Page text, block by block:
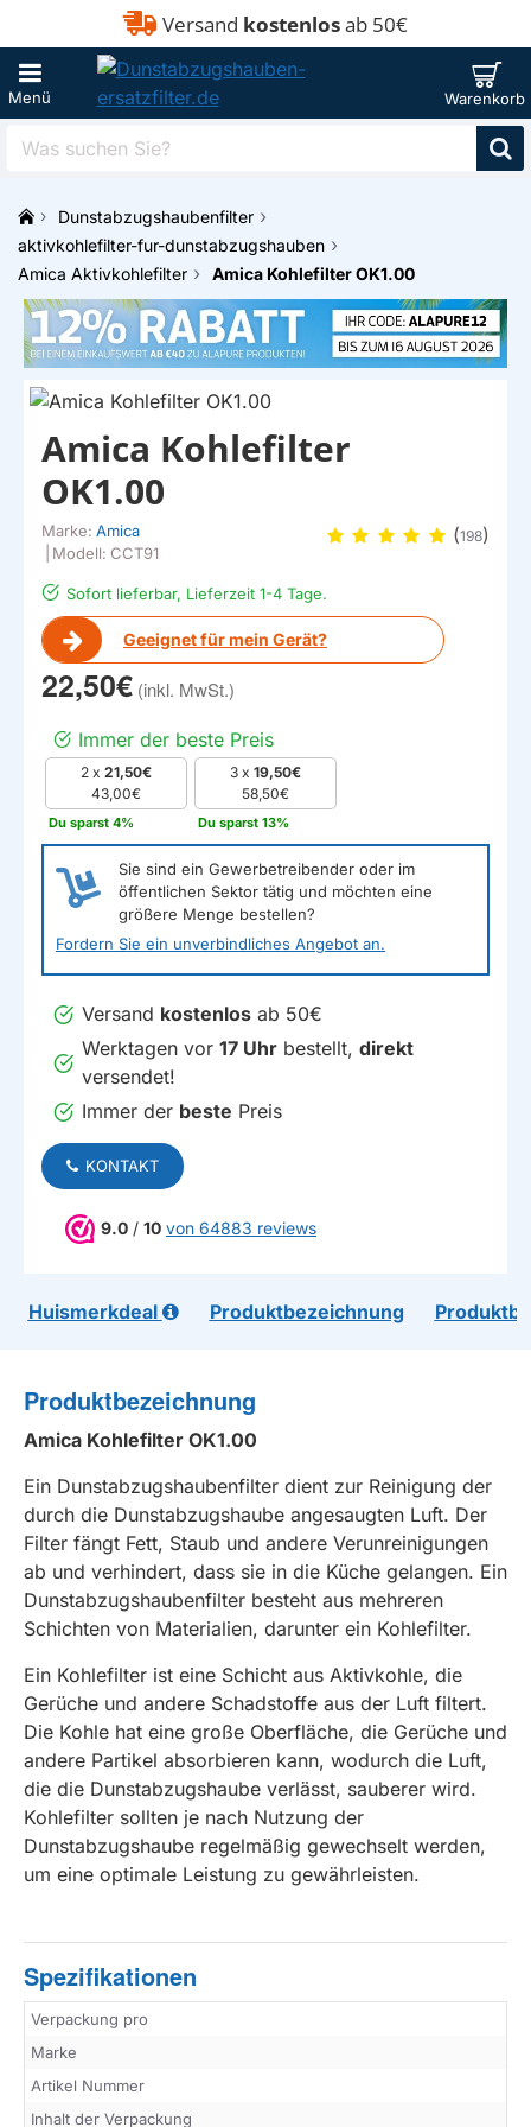
Versand kostenlosab 50€
Was
m
e
Dunstabzugshaubenfilter
aktivkohlefilter-fur-dunstabzugshauben
Amica Aktivkohlefilter
Amica Kohlefilter OK1.00
Sofort lieferbar, Lieferzeit 1-4 Tage.
Geeignet für mein Gerät?
Amica Kohlefilter
OK1.00
Marke: Amica
Modell: CCT91
(198)
22,50€
Immer der beste Preis
2 x 21,50€
43,00€
Du sparst 4%
3 x 19,50€
58,50€
Du sparst 13%
Sie sind ein Gewerbetreibender oder im
öffentlichen Sektor tätig und möchten eine
größere Menge bestellen?
Fordern Sie ein unverbindliches Angebot an.
Versand kostenlos ab 50€
Werktagen vor 17 Uhr bestellt, direkt
versendet!
Immer der beste Preis
KONTAKT
9.0 / 10 von 64883 reviews
Huismerkdeal Produktbezeichnung
Produktbezeichnung
Amica Kohlefilter OK1.00
Ein Dunstabzugshaubenfilter dient zur Reinigung der
durch die Dunstabzugshaube angesaugten Luft. Der
Filter fängt Fett, Staub und andere Verunreinigungen
ab und verhindert, dass sie in die Küche gelangen. Ein
Dunstabzugshaubenfilter besteht aus mehreren
Schichten von Materialien, darunter ein Kohlefilter.
Ein Kohlefilter ist eine Schicht aus Aktivkohle, die
Gerüche und andere Schadstoffe aus der Luft filtert.
Die Kohle hat eine große Oberfläche, die Gerüche und
andere Partikel absorbieren kann, wodurch die Luft,
die die Dunstabzugshaube verlässt, sauberer wird.
Kohlefilter sollten je nach Nutzung der
Dunstabzugshaube regelmäßig gewechselt werden,
um eine optimale Leistung zu gewährleisten.
Spezifikationen
Verpackung pro
Marke
Artikel Nummer
Inhalt der Verpackung